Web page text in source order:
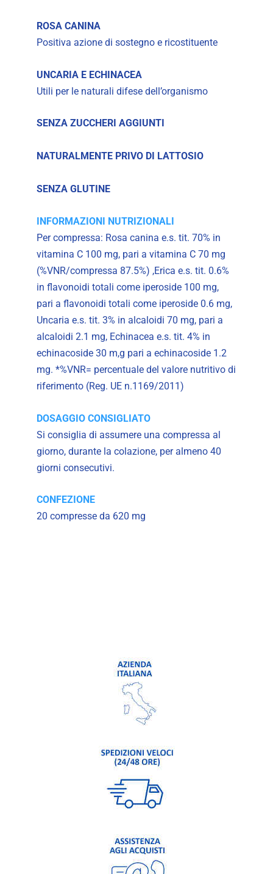
ROSA CANINA
Positiva azione di sostegno e ricostituente
UNCARIA E ECHINACEA
Utili per le naturali difese dell’organismo
SENZA ZUCCHERI AGGIUNTI
NATURALMENTE PRIVO DI LATTOSIO
SENZA GLUTINE
INFORMAZIONI NUTRIZIONALI
Per compressa: Rosa canina e.s. tit. 70% in
vitamina C 100 mg, pari a vitamina C 70 mg
(%VNR/compressa 87.5%) ,Erica e.s. tit. 0.6%
in flavonoidi totali come iperoside 100 mg,
pari a flavonoidi totali come iperoside 0.6 mg,
Uncaria e.s. tit. 3% in alcaloidi 70 mg, pari a
alcaloidi 2.1 mg, Echinacea e.s. tit. 4% in
echinacoside 30 m,g pari a echinacoside 1.2
mg. *%VNR= percentuale del valore nutritivo di
riferimento (Reg. UE n.1169/2011)
DOSAGGIO CONSIGLIATO
Si consiglia di assumere una compressa al
giorno, durante la colazione, per almeno 40
giorni consecutivi.
CONFEZIONE
20 compresse da 620 mg